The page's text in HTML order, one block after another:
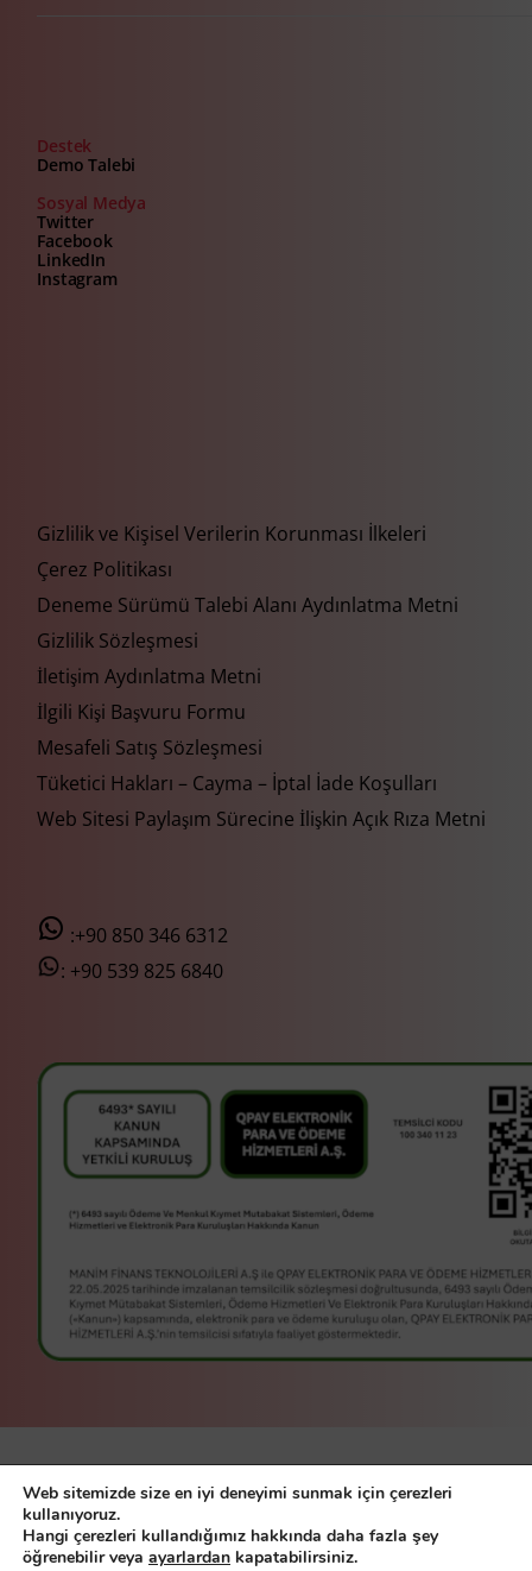
Destek
Demo Talebi
Sosyal Medya
Twitter
Facebook
LinkedIn
Instagram
Gizlilik ve Kişisel Verilerin Korunması İlkeleri
Çerez Politikası
Deneme Sürümü Talebi Alanı Aydınlatma Metni
Gizlilik Sözleşmesi
İletişim Aydınlatma Metni
İlgili Kişi Başvuru Formu
Mesafeli Satış Sözleşmesi
Tüketici Hakları – Cayma – İptal İade Koşulları
Web Sitesi Paylaşım Sürecine İlişkin Açık Rıza Metni
:+90 850 346 6312
: +90 539 825 6840
manim bir
Manim Finans
Teknolojileri A.Ş
© Manim Finans Teknolojileri A.Ş.
Web sitemizde size en iyi deneyimi sunmak için çerezleri
kullanıyoruz.
Hangi çerezleri kullandığımız hakkında daha fazla şey
öğrenebilir veya ayarlardan kapatabilirsiniz.